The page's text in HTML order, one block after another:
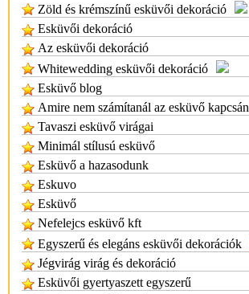
Zöld és krémszínű esküvői dekoráció
Esküvői dekoráció
Az esküvői dekoráció
Whitewedding esküvői dekoráció
Esküvő blog
Amire nem számítanál az esküvő kapcsán
Tavaszi esküvő virágai
Minimál stílusú esküvő
Esküvő a hazasodunk
Eskuvo
Esküvő
Nefelejcs esküvő kft
Egyszerű és elegáns esküvői dekorációk
Jégvirág virág és dekoráció
Esküvői gyertyaszett egyszerű